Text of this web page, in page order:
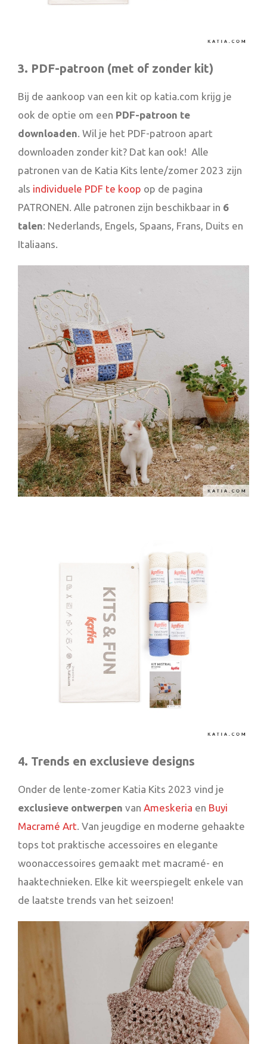
3. PDF-patroon (met of zonder kit)
Bij de aankoop van een kit op katia.com krijg je
ook de optie om een PDF-patroon te
downloaden . Wil je het PDF-patroon apart
downloaden zonder kit? Dat kan ook! Alle
patronen van de Katia Kits lente/zomer 2023 zijn
als individuele PDF te koop op de pagina
PATRONEN. Alle patronen zijn beschikbaar in 6
talen: Nederlands, Engels, Spaans, Frans, Duits en
Italiaans.
4. Trends en exclusieve designs
Onder de lente-zomer Katia Kits 2023 vind je
exclusieve ontwerpen van Ameskeria en Buyi
Macramé Art . Van jeugdige en moderne gehaakte
tops tot praktische accessoires en elegante
woonaccessoires gemaakt met macramé- en
haaktechnieken. Elke kit weerspiegelt enkele van
de laatste trends van het seizoen!